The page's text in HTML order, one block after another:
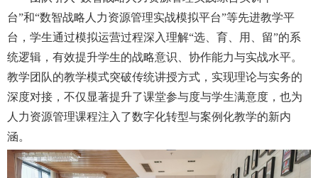
台”和“数智战略人力资源管理实战模拟平台”等先进教学平
台 ， 学生通过模拟运营过程深入理解“选、育、用、留”的系
统逻辑，有效提升学生的战略意识、协作能力与实战水平。
教学团队的教学模式突破传统讲授方式，实现理论与实务的
深度对接，不仅显著提升了课堂参与度与学生满意度，也为
人力资源管理课程注入了数字化转型与案例化教学的新内
涵。